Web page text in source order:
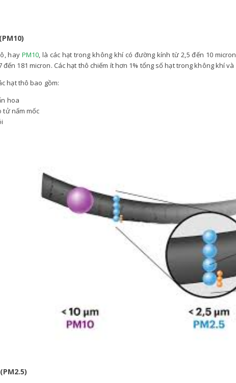
hayPM10, là các hạt trong không khí có đường kính từ 2,5 đến 10
đến 181 micron. Các hạt thô chiếm ít hơn 1% tổng số hạt trong không khí
hạt thô bao gồm:
hoa
tử nấm mốc